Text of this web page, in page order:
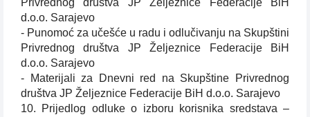
Privrednog društva JP Željeznice Federacije BiH
d.o.o. Sarajevo
- Punomoć za učešće u radu i odlučivanju na Skupštini
Privrednog društva JP Željeznice Federacije BiH
d.o.o. Sarajevo
- Materijali za Dnevni red na Skupštine Privrednog
društva JP Željeznice Federacije BiH d.o.o. Sarajevo
10. Prijedlog odluke o izboru korisnika sredstava –